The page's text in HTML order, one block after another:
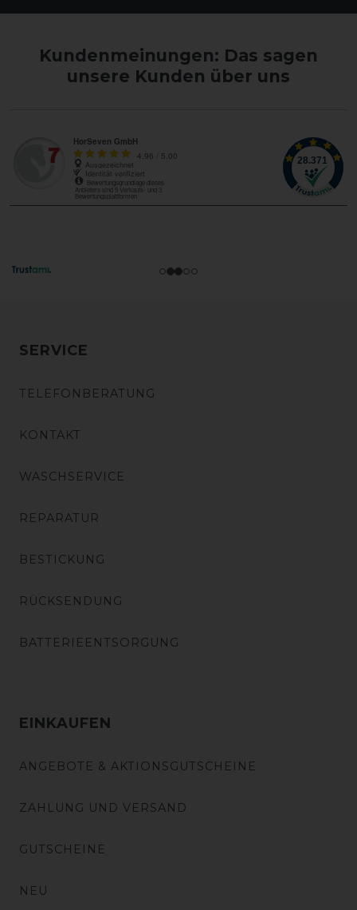
Kundenmeinungen: Das sagen
unsere Kunden über uns
SERVICE
TELEFONBERATUNG
KONTAKT
WASCHSERVICE
REPARATUR
BESTICKUNG
RÜCKSENDUNG
BATTERIEENTSORGUNG
EINKAUFEN
ANGEBOTE & AKTIONSGUTSCHEINE
ZAHLUNG UND VERSAND
GUTSCHEINE
NEU